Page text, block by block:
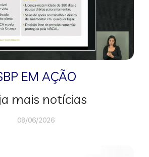
EM AÇÃO
mais notícias
08/06/2026